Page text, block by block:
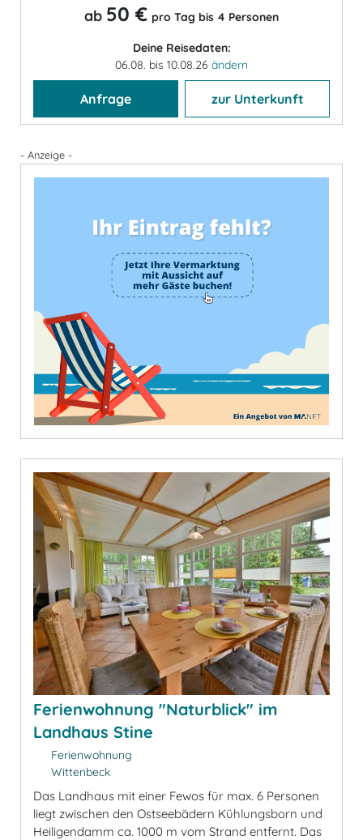
ab 50 € pro Tag bis 4 Personen
Deine Reisedaten:
06.08. bis 10.08.26 ändern
Anfrage zur Unterkunft
- Anzeige -
Ferienwohnung "Naturblick" im
Landhaus Stine
Ferienwohnung
Wittenbeck
Das Landhaus mit einer Fewos für max. 6 Personen
liegt zwischen den Ostseebädern Kühlungsborn und
Heiligendamm ca. 1000 m vom Strand entfernt. Das